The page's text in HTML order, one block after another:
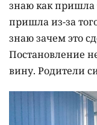
знаю как пришла
пришла из-за
знаю зачем это
Постановление
вину. Родители